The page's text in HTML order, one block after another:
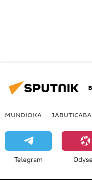
MUNDIOKA
Telegram